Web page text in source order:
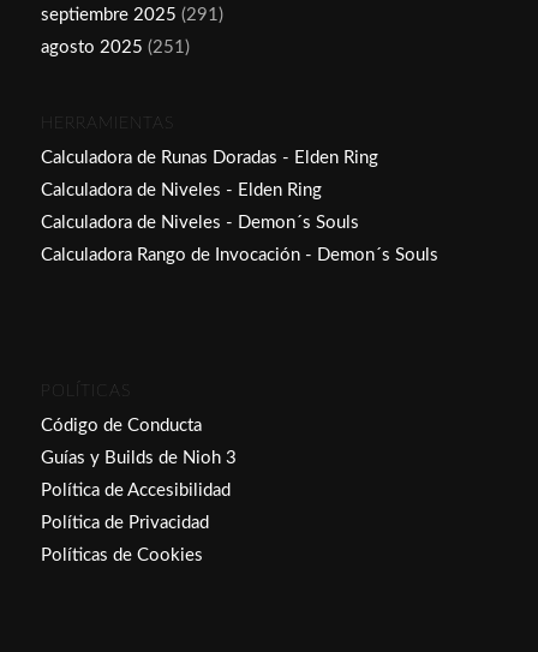
septiembre 2025 (291)
agosto 2025 (251)
HERRAMIENTAS
Calculadora de Runas Doradas - Elden Ring
Calculadora de Niveles - Elden Ring
Calculadora de Niveles - Demon´s Souls
Calculadora Rango de Invocación - Demon´s Souls
POLÍTICAS
Código de Conducta
Guías y Builds de Nioh 3
Política de Accesibilidad
Política de Privacidad
Políticas de Cookies